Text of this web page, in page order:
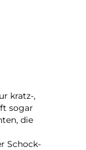
kratz-,
sogar
die
Schock-